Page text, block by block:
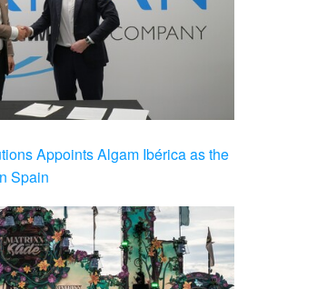
Appoints Algam Ibérica as the
Spain